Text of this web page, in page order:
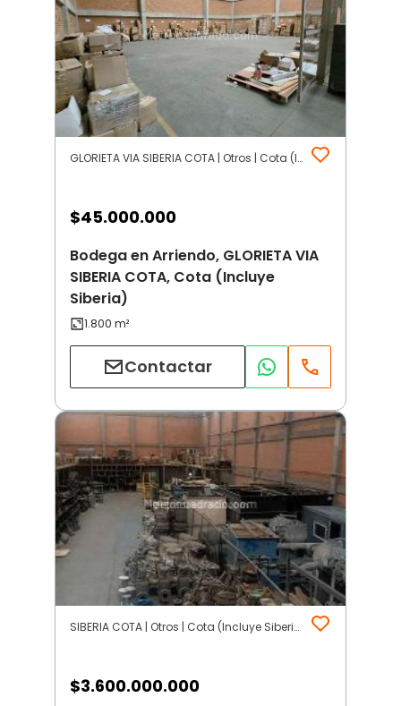
GLORIETA VIA SIBERIA COTA | Otros | Cota (Incluye Siberia)
$45.000.000
Bodega en Arriendo, GLORIETA VIA
SIBERIA COTA, Cota (Incluye
Siberia)
Contactar
SIBERIA COTA | Otros | Cota (Incluye Siberia)
$3.600.000.000